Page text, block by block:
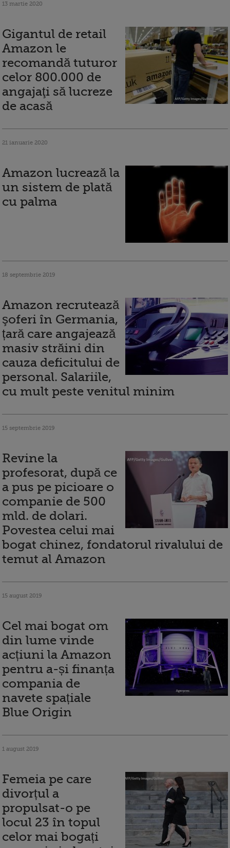
13 martie 2020
Gigantul de retail
Amazon le
recomandă tuturor
celor 800.000 de
angajaţi să lucreze
de acasă
21 ianuarie 2020
Amazon lucrează la
un sistem de plată
cu palma
18 septembrie 2019
Amazon recrutează
şoferi în Germania,
țară care angajează
masiv străini din
cauza deficitului de
personal. Salariile,
cu mult peste venitul minim
15 septembrie 2019
Revine la
profesorat, după ce
a pus pe picioare o
companie de 500
mld. de dolari.
Povestea celui mai
bogat chinez, fondatorul rivalului de
temut al Amazon
15 august 2019
Cel mai bogat om
din lume vinde
acțiuni la Amazon
pentru a-și finanța
compania de
navete spațiale
Blue Origin
1 august 2019
Femeia pe care
divorțul a
propulsat-o pe
locul 23 în topul
celor mai bogați